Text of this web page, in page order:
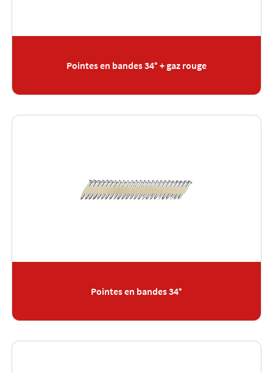
Pointes en bandes 34° + gaz rouge
Pointes en bandes 34°